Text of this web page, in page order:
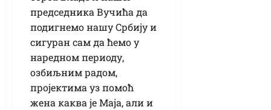
председника Вучића да
подигнемо нашу Србију и
сигуран сам да ћемо у
наредном периоду,
озбиљним радом,
пројектима уз помоћ
жена каква је Маја, али и